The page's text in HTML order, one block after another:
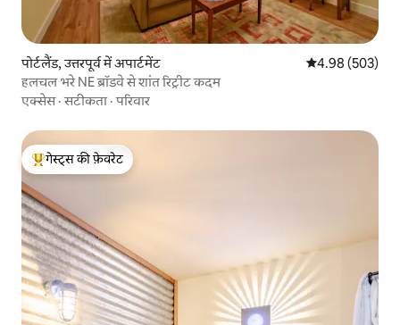
पोर्टलैंड, उत्तरपूर्व में अपार्टमेंट औसत रेटिंग 5 में से
4.98 (503)
हलचल भरे NE ब्रॉडवे से शांत रिट्रीट कदम
एक्सेस·सटीकता ·परिवार
गेस्ट्स का टॉप फ़ेवरेट
गेस्ट्स की फ़ेवरेट